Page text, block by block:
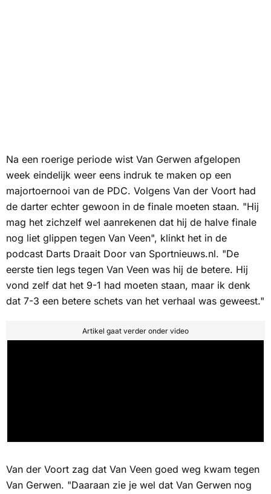
Na een roerige periode wist Van Gerwen afgelopen
week eindelijk weer eens indruk te maken op een
majortoernooi van de PDC. Volgens Van der Voort had
de darter echter gewoon in de finale moeten staan. "Hij
mag het zichzelf wel aanrekenen dat hij de halve finale
nog liet glippen tegen Van Veen", klinkt het in de
podcast Darts Draait Door van Sportnieuws.nl. "De
eerste tien legs tegen Van Veen was hij de betere. Hij
vond zelf dat het 9-1 had moeten staan, maar ik denk
dat 7-3 een betere schets van het verhaal was geweest."
Artikel gaat verder onder video
Van der Voort zag dat Van Veen goed weg kwam tegen
Van Gerwen. "Daaraan zie je wel dat Van Gerwen nog